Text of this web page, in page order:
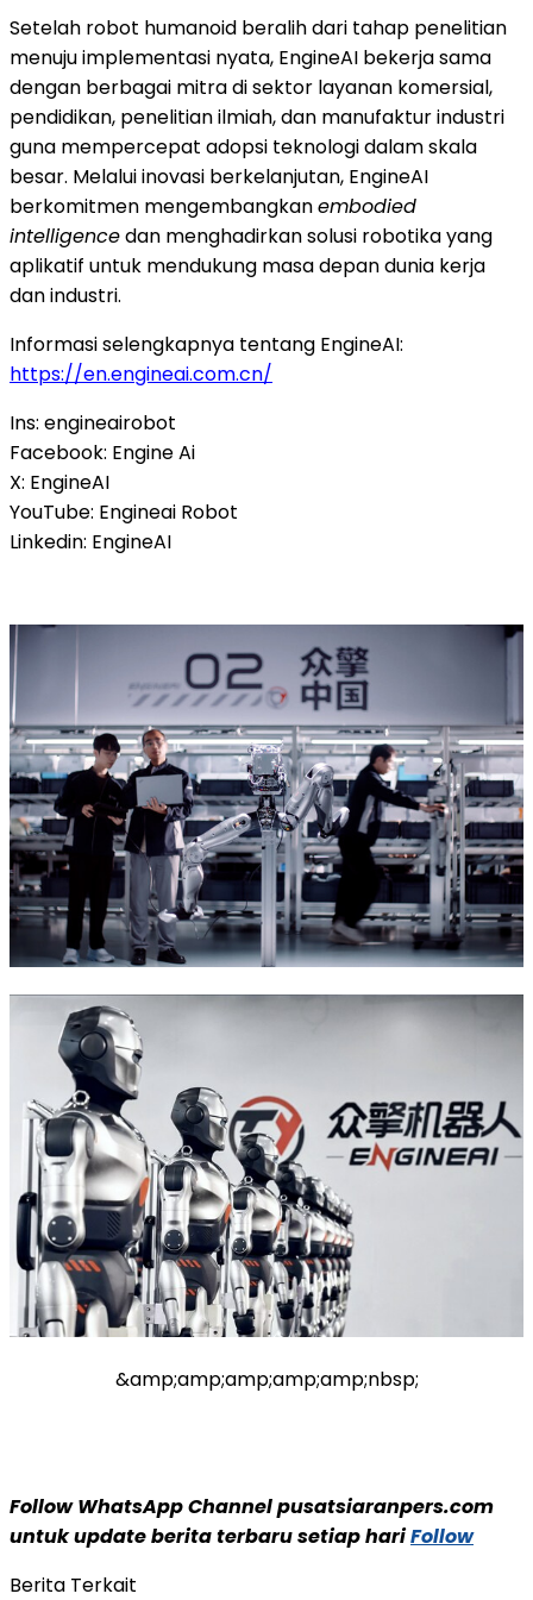
Setelah robot humanoid beralih dari tahap penelitian
menuju implementasi nyata, EngineAI bekerja sama
dengan berbagai mitra di sektor layanan komersial,
pendidikan, penelitian ilmiah, dan manufaktur industri
guna mempercepat adopsi teknologi dalam skala
besar. Melalui inovasi berkelanjutan, EngineAI
berkomitmen mengembangkanembodied
intelligencedan menghadirkan solusi robotika yang
aplikatif untuk mendukung masa depan dunia kerja
dan industri.
Informasi selengkapnya tentang EngineAI:
https://en.engineai.com.cn/
Ins: engineairobot
Facebook: Engine Ai
X: EngineAI
YouTube: Engineai Robot
Linkedin: EngineAI
&amp;amp;amp;amp;amp;nbsp;
Follow WhatsApp Channel pusatsiaranpers.com
untuk update berita terbaru setiap hariFollow
Berita Terkait